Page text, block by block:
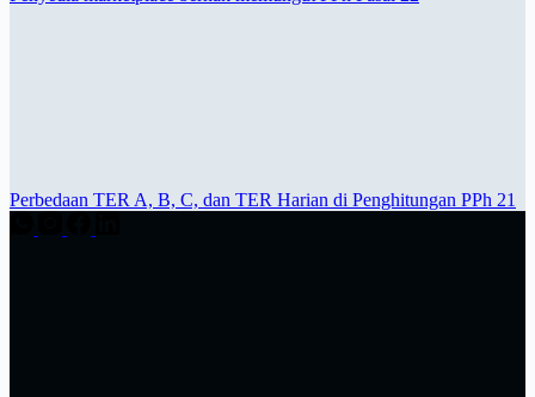
Perbedaan TER A, B, C, dan TER Harian di Penghitungan PPh 21